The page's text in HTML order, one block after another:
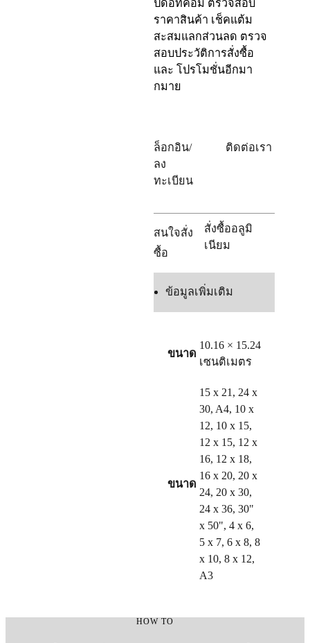
ปดอทคอม ตรวจสอบ
ราคาสินค้า เช็คแต้ม
สะสมแลกส่วนลด ตรวจ
สอบประวัติการสั่งซื้อ
และ โปรโมชั่นอีกมา
กมาย
ล็อกอิน/
ลง
ทะเบียน
ติดต่อเรา
สนใจสั่ง
ซื้อ
สั่งซื้ออลูมิ
เนียม
ข้อมูลเพิ่มเติม
ขนาด
10.16 × 15.24
เซนติเมตร
ขนาด
15 x 21, 24 x
30, A4, 10 x
12, 10 x 15,
12 x 15, 12 x
16, 12 x 18,
16 x 20, 20 x
24, 20 x 30,
24 x 36, 30"
x 50", 4 x 6,
5 x 7, 6 x 8, 8
x 10, 8 x 12,
A3
HOW TO